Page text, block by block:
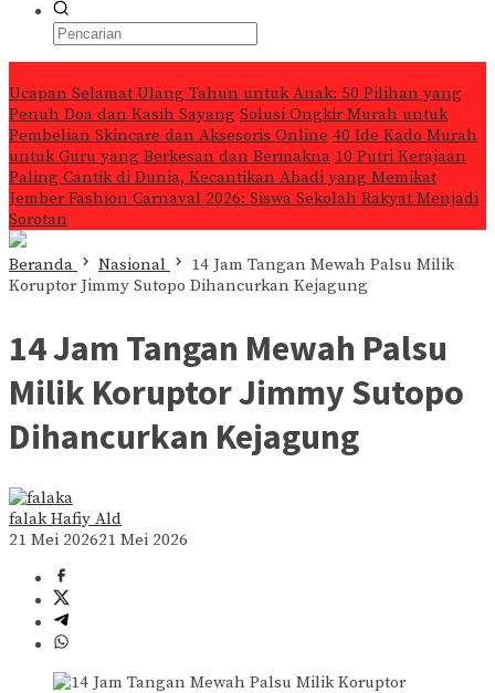
Ucapan Selamat Ulang Tahun untuk Anak: 50 Pilihan yang
Penuh Doa dan Kasih Sayang Solusi Ongkir Murah untuk
Pembelian Skincare dan Aksesoris Online 40 Ide Kado Murah
untuk Guru yang Berkesan dan Bermakna 10 Putri Kerajaan
Paling Cantik di Dunia, Kecantikan Abadi yang Memikat
Jember Fashion Carnaval 2026: Siswa Sekolah Rakyat Menjadi
Sorotan
Beranda Nasional
14 Jam Tangan Mewah Palsu Milik
Koruptor Jimmy Sutopo Dihancurkan Kejagung
14 Jam Tangan Mewah Palsu
Milik Koruptor Jimmy Sutopo
Dihancurkan Kejagung
falak Hafiy Ald
21 Mei 202621 Mei 2026